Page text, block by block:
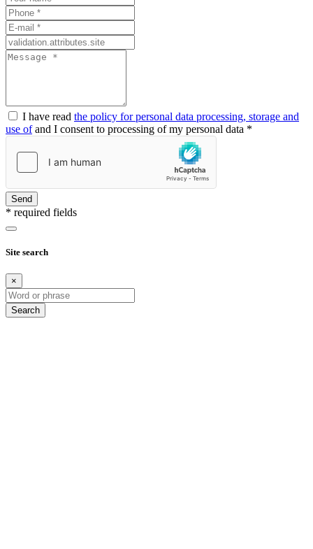
I have read the policy for personal data processing, storage and
use ofand I consent to processing of my personal data *
Send
* required fields
Site search
×
Search